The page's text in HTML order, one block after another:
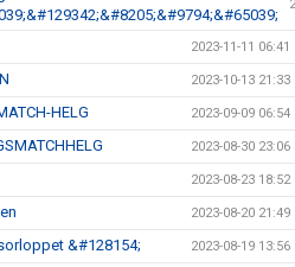
2023-11-11 06:41
2023-10-13 21:33
HELG 2023-09-09 06:54
2023-08-30 23:06
2023-08-23 18:52
2023-08-20 21:49
&#128154; 2023-08-19 13:56